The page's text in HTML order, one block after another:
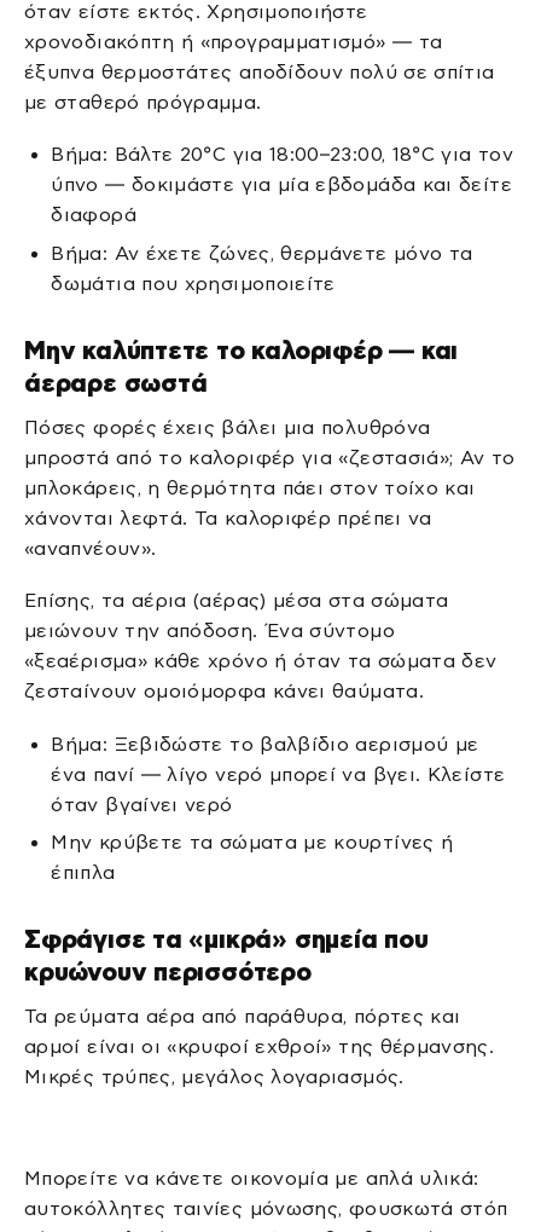
όταν είστε εκτός. Χρησιμοποιήστε
χρονοδιακόπτη ή «προγραμματισμό» — τα
έξυπνα θερμοστάτες αποδίδουν πολύ σε σπίτια
με σταθερό πρόγραμμα.
Βήμα: Βάλτε 20°C για 18:00–23:00, 18°C για τον
ύπνο — δοκιμάστε για μία εβδομάδα και δείτε
διαφορά
Βήμα: Αν έχετε ζώνες, θερμάνετε μόνο τα
δωμάτια που χρησιμοποιείτε
Μην καλύπτετε το καλοριφέρ — και
άεραρε σωστά
Πόσες φορές έχεις βάλει μια πολυθρόνα
μπροστά από το καλοριφέρ για «ζεστασιά»; Αν το
μπλοκάρεις, η θερμότητα πάει στον τοίχο και
χάνονται λεφτά. Τα καλοριφέρ πρέπει να
«αναπνέουν».
Επίσης, τα αέρια (αέρας) μέσα στα σώματα
μειώνουν την απόδοση. Ένα σύντομο
«ξεαέρισμα» κάθε χρόνο ή όταν τα σώματα δεν
ζεσταίνουν ομοιόμορφα κάνει θαύματα.
Βήμα: Ξεβιδώστε το βαλβίδιο αερισμού με
ένα πανί — λίγο νερό μπορεί να βγει. Κλείστε
όταν βγαίνει νερό
Μην κρύβετε τα σώματα με κουρτίνες ή
έπιπλα
Σφράγισε τα «μικρά» σημεία που
κρυώνουν περισσότερο
Τα ρεύματα αέρα από παράθυρα, πόρτες και
αρμοί είναι οι «κρυφοί εχθροί» της θέρμανσης.
Μικρές τρύπες, μεγάλος λογαριασμός.
Μπορείτε να κάνετε οικονομία με απλά υλικά:
αυτοκόλλητες ταινίες μόνωσης, φουσκωτά στόπ